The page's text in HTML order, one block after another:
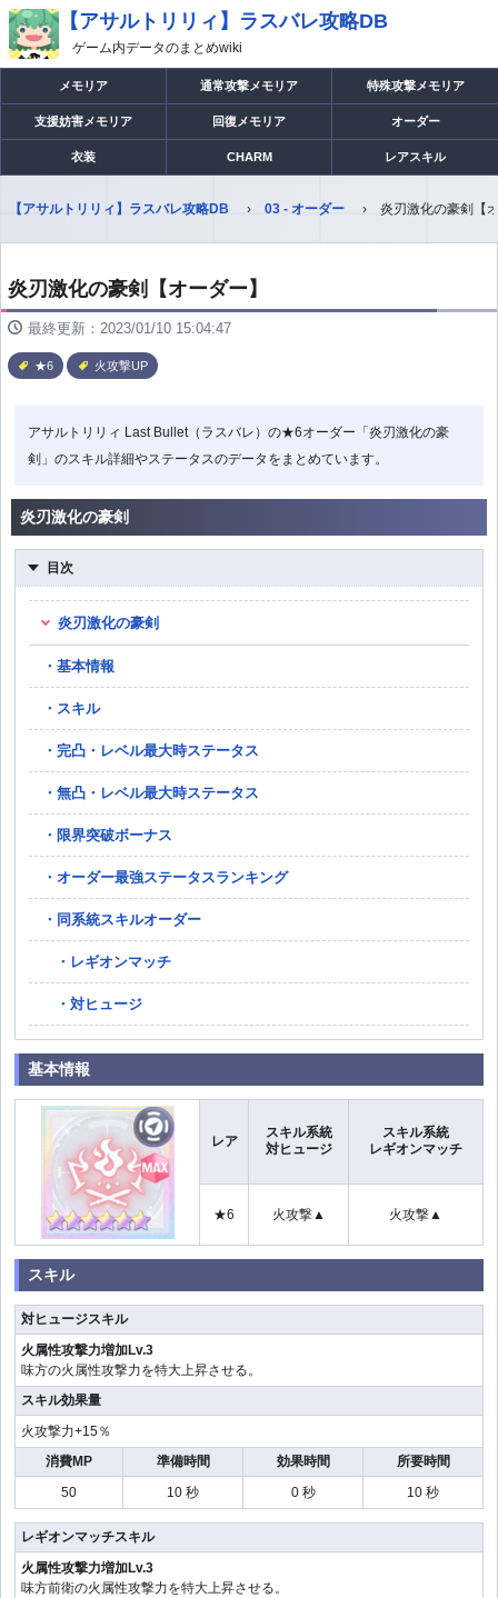
【アサルトリリィ】ラスバレ攻略DB
ゲーム内データのまとめwiki
メモリア 通常攻撃メモリア 特殊攻撃メモリア
支援妨害メモリア 回復メモリア オーダー
衣装 CHARM レアスキル
【アサルトリリィ】ラスバレ攻略DB 03 - オーダー 炎刃激化の豪剣【
炎刃激化の豪剣【オーダー】
最終更新：2023/01/10 15:04:47
★6 火攻撃UP
アサルトリリィ Last Bullet（ラスバレ）の★6オーダー「炎刃激化の豪
剣」のスキル詳細やステータスのデータをまとめています。
炎刃激化の豪剣
目次
炎刃激化の豪剣
基本情報
スキル
完凸・レベル最大時ステータス
無凸・レベル最大時ステータス
限界突破ボーナス
オーダー最強ステータスランキング
同系統スキルオーダー
レギオンマッチ
対ヒュージ
基本情報
レア
スキル系統
対ヒュージ
スキル系統
レギオンマッチ
★6 火攻撃▲ 火攻撃▲
スキル
対ヒュージスキル
火属性攻撃力増加Lv.3
味方の火属性攻撃力を特大上昇させる。
スキル効果量
火攻撃力+15％
消費MP
準備時間 効果時間
所要時間
50
10 秒 0 秒 10 秒
レギオンマッチスキル
火属性攻撃力増加Lv.3
味方前衛の火属性攻撃力を特大上昇させる。